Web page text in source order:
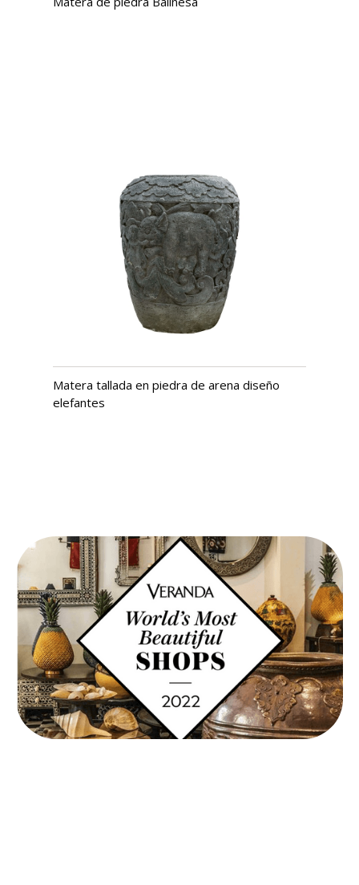
Matera tallada en piedra de arena diseño
elefantes